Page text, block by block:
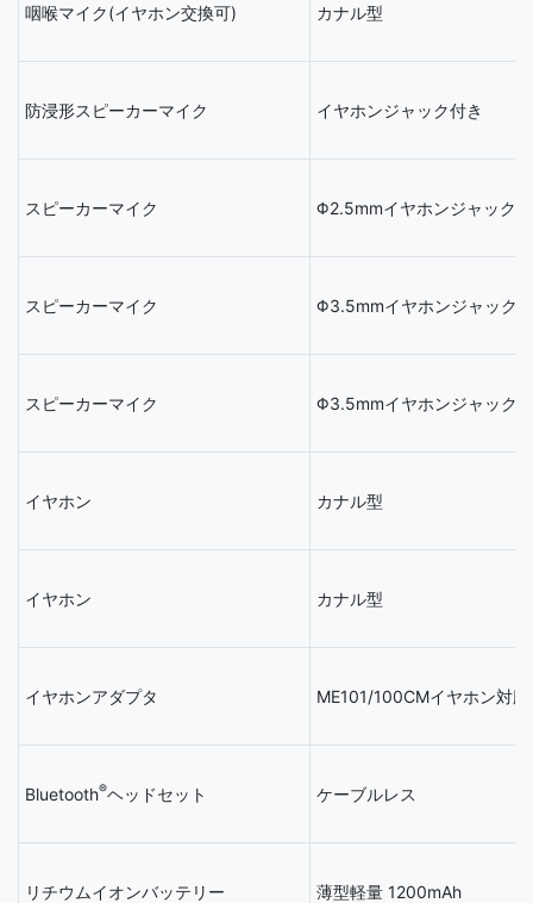
咽喉マイク(イヤホン交換可) カナル型
防浸形スピーカーマイク イヤホンジャック付き
スピーカーマイク Φ2.5mmイヤホンジャック
スピーカーマイク Φ3.5mmイヤホンジャック
スピーカーマイク Φ3.5mmイヤホンジャック
イヤホン カナル型
イヤホン カナル型
イヤホンアダプタ ME101/100CMイヤホン対応
Bluetooth®ヘッドセット ケーブルレス
リチウムイオンバッテリー 薄型軽量 1200mAh